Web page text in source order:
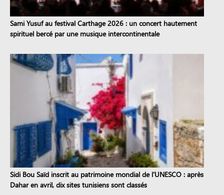
Sami Yusuf au festival Carthage 2026 : un concert hautement
spirituel bercé par une musique intercontinentale
Sidi Bou Saïd inscrit au patrimoine mondial de l'UNESCO : après
Dahar en avril, dix sites tunisiens sont classés